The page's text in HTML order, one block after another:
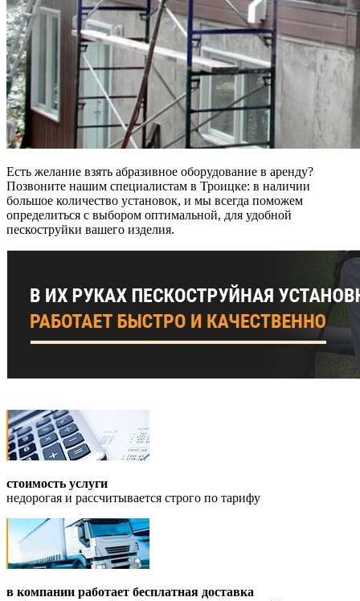
Есть желание взять абразивное оборудование в аренду?
Позвоните нашим специалистам в Троицке: в наличии
большое количество установок, и мы всегда поможем
определиться с выбором оптимальной, для удобной
пескоструйки вашего изделия.
стоимость услуги
недорогая и рассчитывается строго по тарифу
в компании работает бесплатная доставка